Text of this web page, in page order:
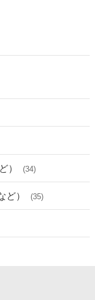
） (34)
ど） (35)